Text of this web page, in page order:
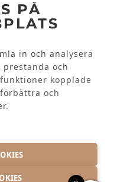
PÅ
in och analysera
och
kopplade
och